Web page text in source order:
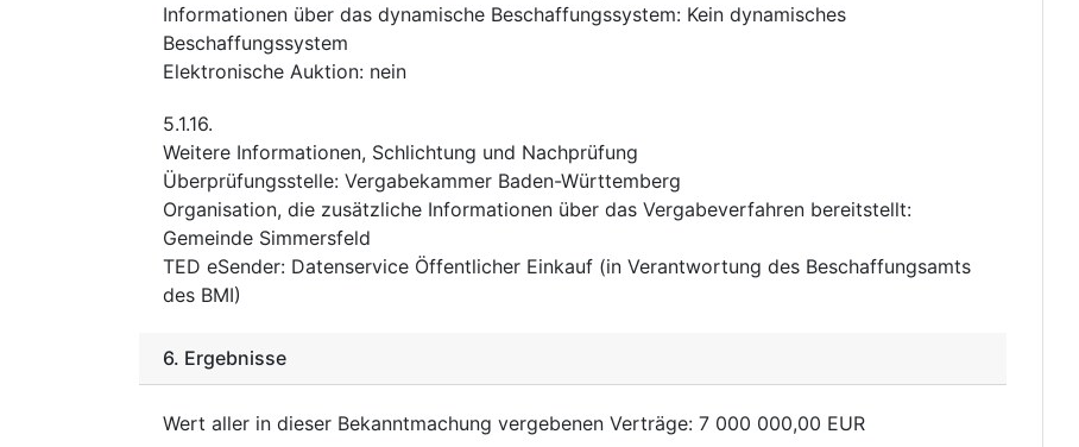
Informationen über das dynamische Beschaffungssystem: Kein dynamisches
Beschaffungssystem
Elektronische Auktion: nein
5.1.16.
Weitere Informationen, Schlichtung und Nachprüfung
Überprüfungsstelle: Vergabekammer Baden-Württemberg
Organisation, die zusätzliche Informationen über das Vergabeverfahren bereitstellt:
Gemeinde Simmersfeld
TED eSender: Datenservice Öffentlicher Einkauf (in Verantwortung des Beschaffungsamts
des BMI)
6. Ergebnisse
Wert aller in dieser Bekanntmachung vergebenen Verträge: 7 000 000,00 EUR